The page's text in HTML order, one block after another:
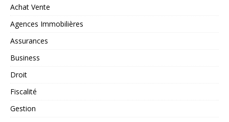
Achat Vente
Agences Immobilières
Assurances
Business
Droit
Fiscalité
Gestion